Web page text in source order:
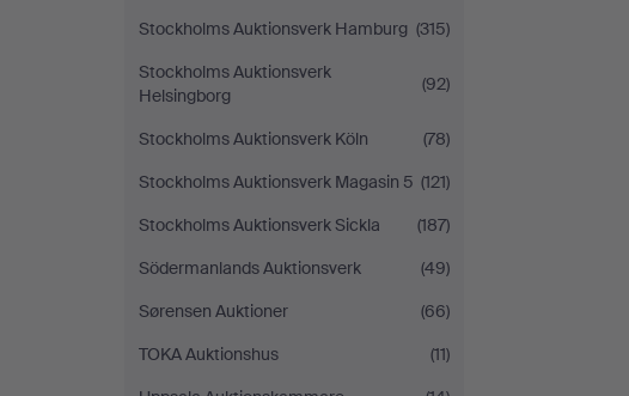
Stockholms Auktionsverk Hamburg (315)
Stockholms Auktionsverk
Helsingborg
(92)
Stockholms Auktionsverk Köln
(78)
Stockholms Auktionsverk Magasin 5 (121)
Stockholms Auktionsverk Sickla
(187)
Södermanlands Auktionsverk
(49)
Sørensen Auktioner
(66)
TOKA Auktionshus
(11)